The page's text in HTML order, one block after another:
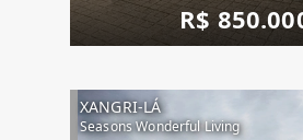
R$
XANGRI-LÁ
Seasons Wonderful Living